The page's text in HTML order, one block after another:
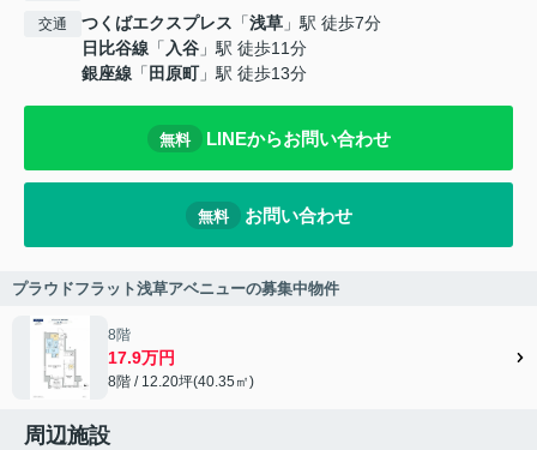
交通 つくばエクスプレス 「浅草 」駅 徒歩7分
日比谷線 「入谷 」駅 徒歩11分
銀座線 「 田原町」駅 徒歩13分
無料 LINEからお問い合わせ
無料 お問い合わせ
プラウドフラット浅草アベニューの募集中物件
8階
17.9万円
8階 / 12.20坪(40.35㎡)
周辺施設